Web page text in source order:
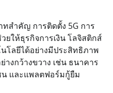
สำคัญ การติดตั้ง 5G การ
ยให้ธุรกิจการเงิน โลจิสติกส์
โลยีได้อย่างมีประสิทธิภาพ
งกว้างขวาง เช่น ธนาคาร
น และแพลตฟอร์มกู้ยืม